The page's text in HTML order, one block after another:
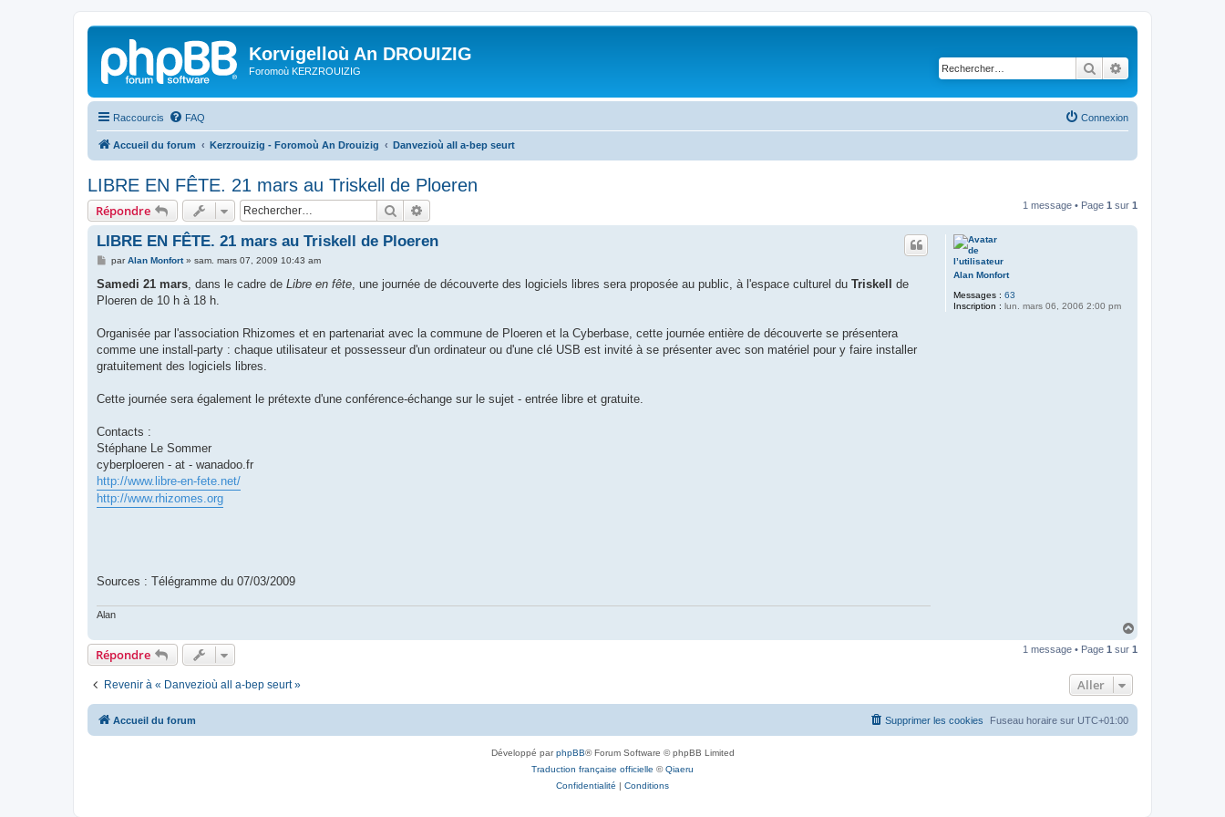
Korvigelloù An DROUIZIG
Foromoù KERZROUIZIG Rechercher
Raccourcis FAQ Connexion
Accueil du forum Kerzrouizig - Foromoù An Drouizig Danvezioù all a-bep seurt
LIBRE EN FÊTE. 21 mars au Triskell de Ploeren
Répondre Rechercher 1 message • Page 1 sur 1
Alan Monfort
Messages : 63
Inscription : lun. mars 06, 2006 2:00 pm
LIBRE EN FÊTE. 21 mars au Triskell de Ploeren
M
s
a
parAlan Monfort» sam. mars 07, 2009 10:43 am
Samedi 21 mars , dans le cadre de Libre en fête , une journée de découverte des logiciels libres sera proposée au public, à l'espace culturel du Triskell de
Ploeren de 10 h à 18 h.
Organisée par l'association Rhizomes et en partenariat avec la commune de Ploeren et la Cyberbase, cette journée entière de découverte se présentera
comme une install-party : chaque utilisateur et possesseur d'un ordinateur ou d'une clé USB est invité à se présenter avec son matériel pour y faire installer
gratuitement des logiciels libres.
Cette journée sera également le prétexte d'une conférence-échange sur le sujet - entrée libre et gratuite.
Contacts :
Stéphane Le Sommer
cyberploeren - at - wanadoo.fr
http://www.libre-en-fete.net/
http://www.rhizomes.org
Sources : Télégramme du 07/03/2009
Alan
u
Répondre 1 message • Page 1 sur 1
Revenir à « Danvezioù all a-bep seurt » Aller
Accueil du forum Fuseau horaire sur UTC+01:00
Supprimer les cookies
Développé parphpBB® Forum Software © phpBB Limited
Traduction française officielle ©Qiaeru
Confidentialité | Conditions